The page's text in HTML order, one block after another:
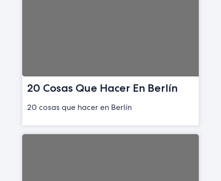
20 Cosas Que Hacer En Berlín
20 cosas que hacer en Berlín